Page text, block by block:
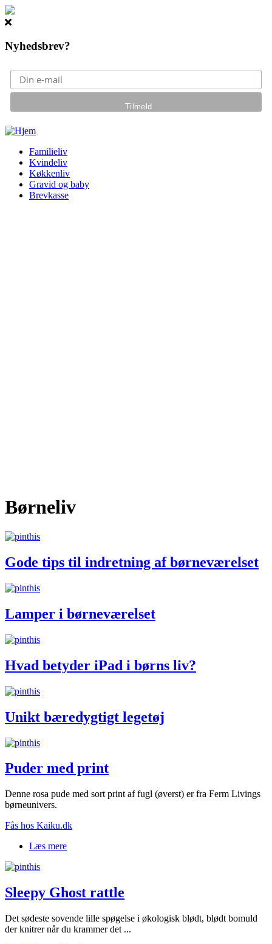
Nyhedsbrev?
Gå til hovedindhold
Familieliv
Kvindeliv
Køkkenliv
Gravid og baby
Brevkasse
Børneliv
Gode tips til indretning af børneværelset
Lamper i børneværelset
Hvad betyder iPad i børns liv?
Unikt bæredygtigt legetøj
Puder med print
Denne rosa pude med sort print af fugl (øverst) er fra Ferm Livings
børneunivers.
Fås hos Kaiku.dk
Læs mere
Sleepy Ghost rattle
Det sødeste sovende lille spøgelse i økologisk blødt, blødt bomuld
der knitrer når du krammer det ...